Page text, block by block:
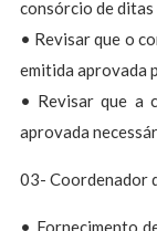
consórcio de
• Revisar que o
emitida aprovada
• Revisar que a
aprovada
03- Coordenador
• Fornecimento